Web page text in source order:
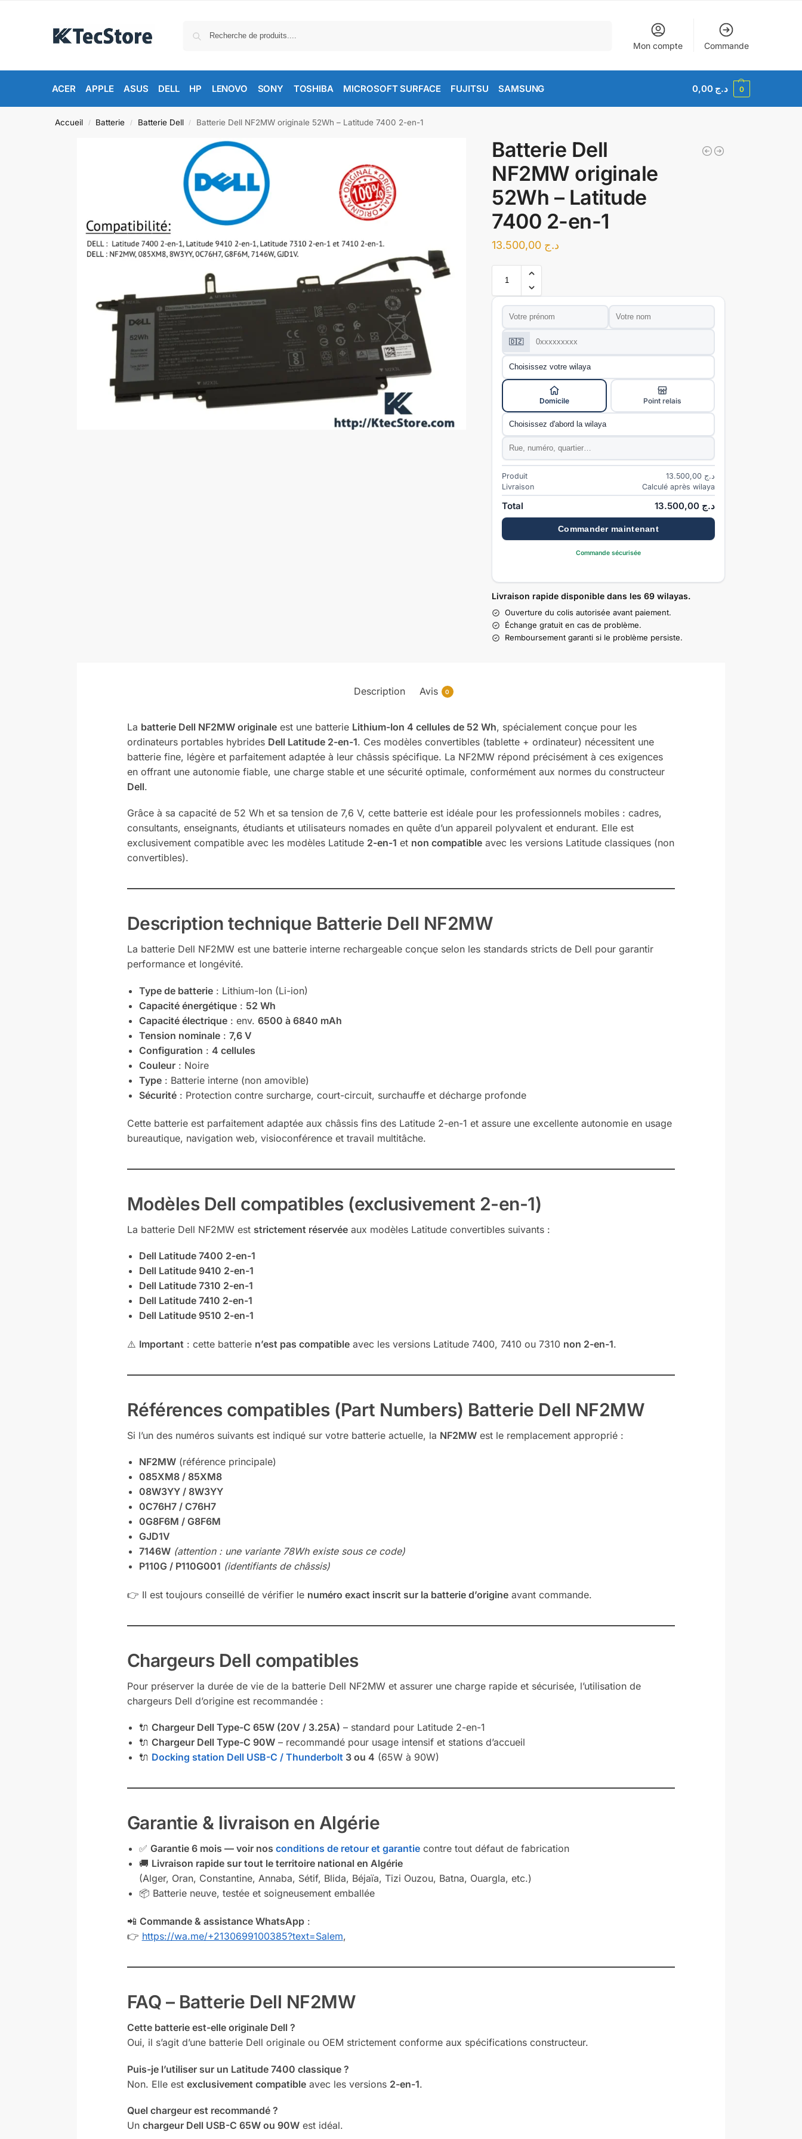
Mon compte Commande
ACER APPLE ASUS DELL HP LENOVO SONY TOSHIBA MICROSOFT SURFACE FUJITSU SAMSUNG د.ج 0,00 0
Accueil / Batterie / Batterie Dell / Batterie Dell NF2MW originale 52Wh – Latitude 7400 2-en-1
Batterie Dell
NF2MW originale
52Wh – Latitude
7400 2-en-1
د.ج
Prénom Nom
Téléphone
🇩🇿
Wilaya*
Mode de livraison*
Domicile
Point relais
Commune*
Adresse
Produit د.ج
Livraison
Calculé après wilaya
Total د.ج
Commander maintenant
Commande sécurisée
Livraison rapide disponible dans les 69 wilayas.
Ouverture du colis autorisée avant paiement.
Échange gratuit en cas de problème.
Remboursement garanti si le problème persiste.
Description Avis 0
La batterie Dell NF2MW originaleest une batterie Lithium-Ion 4 cellules de 52 Wh, spécialement conçue pour les
ordinateurs portables hybrides Dell Latitude 2-en-1. Ces modèles convertibles (tablette + ordinateur) nécessitent une
batterie fine, légère et parfaitement adaptée à leur châssis spécifique. La NF2MW répond précisément à ces exigences
en offrant une autonomie fiable, une charge stable et une sécurité optimale, conformément aux normes du constructeur
Dell.
Grâce à sa capacité de 52 Wh et sa tension de 7,6 V, cette batterie est idéale pour les professionnels mobiles : cadres,
consultants, enseignants, étudiants et utilisateurs nomades en quête d’un appareil polyvalent et endurant. Elle est
exclusivement compatible avec les modèles Latitude 2-en-1 et non compatibleavec les versions Latitude classiques (non
convertibles).
Description technique Batterie Dell NF2MW
La batterie Dell NF2MW est une batterie interne rechargeable conçue selon les standards stricts de Dell pour garantir
performance et longévité.
Type de batterie: Lithium-Ion (Li-ion)
Capacité énergétique: 52 Wh
Capacité électrique: env. 6500 à 6840 mAh
Tension nominale: 7,6 V
Configuration : 4 cellules
Couleur: Noire
Type: Batterie interne (non amovible)
Sécurité: Protection contre surcharge, court-circuit, surchauffe et décharge profonde
Cette batterie est parfaitement adaptée aux châssis fins des Latitude 2-en-1 et assure une excellente autonomie en usage
bureautique, navigation web, visioconférence et travail multitâche.
Modèles Dell compatibles (exclusivement 2-en-1)
La batterie Dell NF2MW est strictement réservéeaux modèles Latitude convertibles suivants :
Dell Latitude 7400 2-en-1
Dell Latitude 9410 2-en-1
Dell Latitude 7310 2-en-1
Dell Latitude 7410 2-en-1
Dell Latitude 9510 2-en-1
⚠️ Important: cette batterie n’est pas compatibleavec les versions Latitude 7400, 7410 ou 7310 non 2-en-1.
Références compatibles (Part Numbers) Batterie Dell NF2MW
Si l’un des numéros suivants est indiqué sur votre batterie actuelle, la NF2MWest le remplacement approprié :
NF2MW(référence principale)
085XM8 / 85XM8
08W3YY / 8W3YY
0C76H7 / C76H7
0G8F6M / G8F6M
GJD1V
7146W (attention : une variante 78Wh existe sous ce code)
P110G / P110G001 (identifiants de châssis)
👉 Il est toujours conseillé de vérifier le numéro exact inscrit sur la batterie d’origineavant commande.
Chargeurs Dell compatibles
Pour préserver la durée de vie de la batterie Dell NF2MW et assurer une charge rapide et sécurisée, l’utilisation de
chargeurs Dell d’origine est recommandée :
🔌 Chargeur Dell Type-C 65W (20V / 3.25A) – standard pour Latitude 2-en-1
🔌 Chargeur Dell Type-C 90W– recommandé pour usage intensif et stations d’accueil
🔌 Docking station Dell USB-C / Thunderbolt3 ou 4 (65W à 90W)
Garantie & livraison en Algérie
✅ Garantie 6 mois — voir nos conditions de retour et garantiecontre tout défaut de fabrication
🚚 Livraison rapide sur tout le territoire national en Algérie
(Alger, Oran, Constantine, Annaba, Sétif, Blida, Béjaïa, Tizi Ouzou, Batna, Ouargla, etc.)
📦 Batterie neuve, testée et soigneusement emballée
📲 Commande & assistance WhatsApp:
👉 https://wa.me/+2130699100385?text=Salem,
FAQ – Batterie Dell NF2MW
Cette batterie est-elle originale Dell ?
Oui, il s’agit d’une batterie Dell originale ou OEM strictement conforme aux spécifications constructeur.
Puis-je l’utiliser sur un Latitude 7400 classique ?
Non. Elle est exclusivement compatibleavec les versions 2-en-1.
Quel chargeur est recommandé ?
Un chargeur Dell USB-C 65W ou 90West idéal.